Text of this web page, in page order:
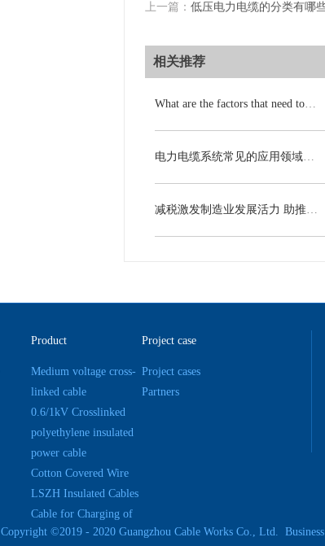
上一篇： 低压电力电缆的分类有哪
相关推荐
What are the factors that need to be consulted in choosing power cables?
电力电缆系统常见的应用领域有哪些？
减税激发制造业发展活力 助推线缆行业高质量发展
Product
Medium voltage cross-
linked cable
0.6/1kV Crosslinked
polyethylene insulated
power cable
Cotton Covered Wire
LSZH Insulated Cables
Cable for Charging of
Electric Cars
Project case
Project cases
Partners
Copyright ©2019 - 2020 Guangzhou Cable Works Co., Ltd.